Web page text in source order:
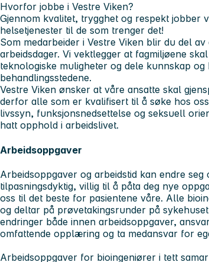
Hvorfor jobbe i Vestre Viken?
Gjennom kvalitet, trygghet og respekt jobber
helsetjenester til de som trenger det!
Som medarbeider i Vestre Viken blir du del
arbeidsdager. Vi vektlegger at fagmiljøene
teknologiske muligheter og dele kunnskap
behandlingsstedene.
Vestre Viken ønsker at våre ansatte skal
derfor alle som er kvalifisert til å søke hos
livssyn, funksjonsnedsettelse og seksuell
hatt opphold i arbeidslivet.
Arbeidsoppgaver
Arbeidsoppgaver og arbeidstid kan endre
tilpasningsdyktig, villig til å påta deg nye
oss til det beste for pasientene våre. Alle
og deltar på prøvetakingsrunder på
endringer både innen arbeidsoppgaver,
omfattende opplæring og ta medansvar for
Arbeidsoppgaver for bioingeniører i tett